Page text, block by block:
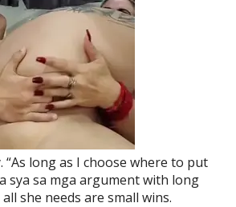
“As long as I choose where to put
sya sa mga argument with long
she needs are small wins.